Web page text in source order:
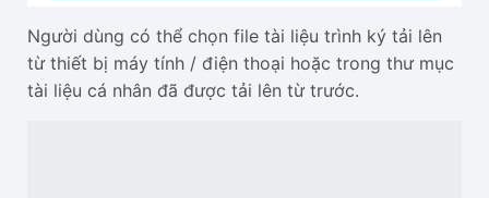
Người dùng có thể chọn file tài liệu trình ký tải lên
từ thiết bị máy tính / điện thoại hoặc trong thư mục
tài liệu cá nhân đã được tải lên từ trước.